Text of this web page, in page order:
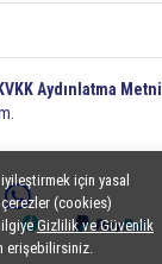
için yasal
(cookies)
Gizlilik ve Güvenlik
erişebilirsiniz.
KVKK Aydınlatma Metni